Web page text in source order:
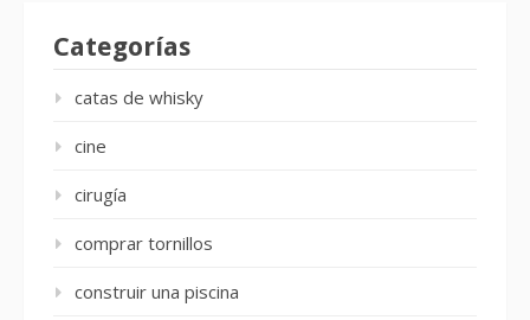
Categorías
catas de whisky
cine
cirugía
comprar tornillos
construir una piscina